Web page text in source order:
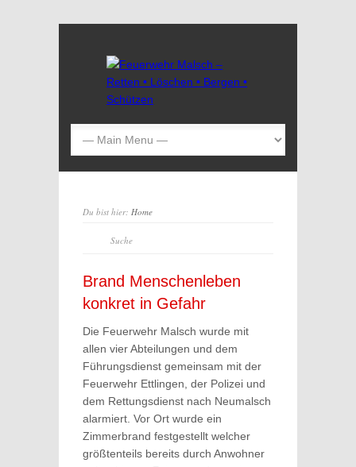
Du bist hier: Home
Brand Menschenleben
konkret in Gefahr
Die Feuerwehr Malsch wurde mit
allen vier Abteilungen und dem
Führungsdienst gemeinsam mit der
Feuerwehr Ettlingen, der Polizei und
dem Rettungsdienst nach Neumalsch
alarmiert. Vor Ort wurde ein
Zimmerbrand festgestellt welcher
größtenteils bereits durch Anwohner